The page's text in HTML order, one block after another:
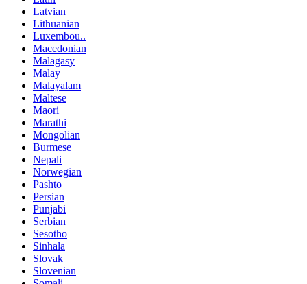
Latvian
Lithuanian
Luxembou..
Macedonian
Malagasy
Malay
Malayalam
Maltese
Maori
Marathi
Mongolian
Burmese
Nepali
Norwegian
Pashto
Persian
Punjabi
Serbian
Sesotho
Sinhala
Slovak
Slovenian